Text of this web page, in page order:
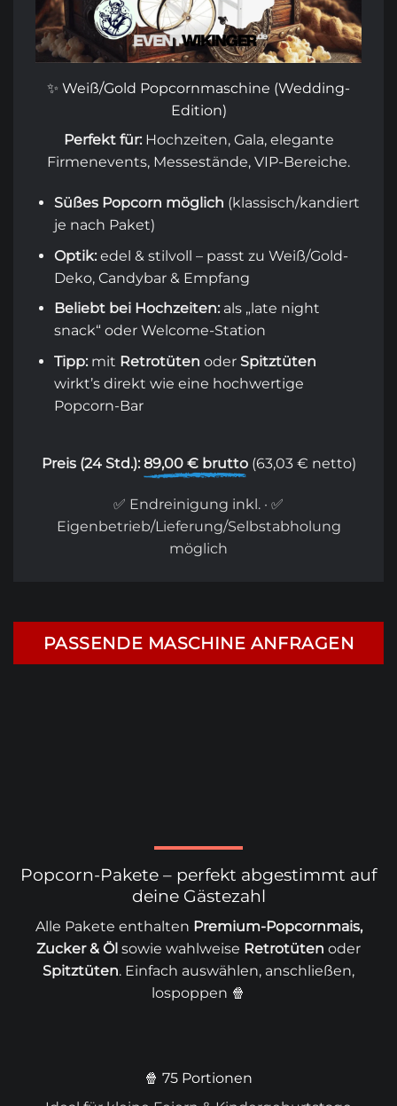
✨ Weiß/Gold Popcornmaschine (Wedding-
Edition)
Perfekt für:Hochzeiten, Gala, elegante
Firmenevents, Messestände, VIP-Bereiche.
Süßes Popcorn möglich (klassisch/kandiert
je nach Paket)
Optik:edel & stilvoll – passt zu Weiß/Gold-
Deko, Candybar & Empfang
Beliebt bei Hochzeiten:als „late night
snack“ oder Welcome-Station
Tipp:mit Retrotüten oder Spitztüten
wirkt’s direkt wie eine hochwertige
Popcorn-Bar
Preis (24 Std.): 89,00 € brutto(63,03 € netto)
✅ Endreinigung inkl. · ✅
Eigenbetrieb/Lieferung/Selbstabholung
möglich
PASSENDE MASCHINE ANFRAGEN
Popcorn-Pakete – perfekt abgestimmt auf
deine Gästezahl
Alle Pakete enthalten Premium-Popcornmais,
Zucker & Öl sowie wahlweise Retrotüten oder
Spitztüten. Einfach auswählen, anschließen,
lospoppen 🍿
🍿 75 Portionen